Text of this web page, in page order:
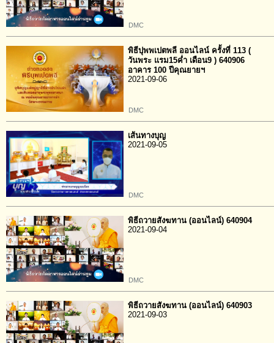
DMC
พิธีปุพพเปตพลี ออนไลน์ ครั้งที่ 113 (
วันพระ แรม15ค่ำ เดือน9 ) 640906
อาคาร 100 ปีคุณยายฯ
2021-09-06
DMC
เส้นทางบุญ
2021-09-05
DMC
พิธีถวายสังฆทาน (ออนไลน์) 640904
2021-09-04
DMC
พิธีถวายสังฆทาน (ออนไลน์) 640903
2021-09-03